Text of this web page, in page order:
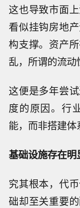
这也导致市面
看似挂钩房地
构支撑。资产
乱，所谓的流动
这便是多年尝
度的原因。行
能，而非搭建体
基础设施存在明
究其根本，代
础却至关重要